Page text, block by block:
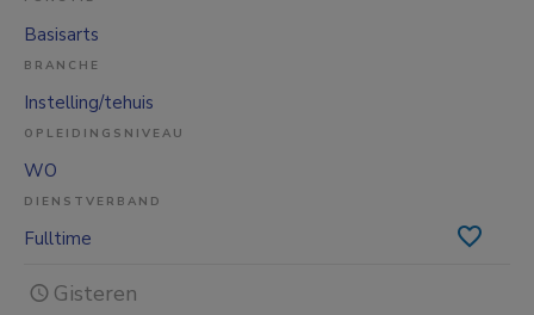
Basisarts
BRANCHE
Instelling/tehuis
OPLEIDINGSNIVEAU
WO
DIENSTVERBAND
Fulltime
Gisteren